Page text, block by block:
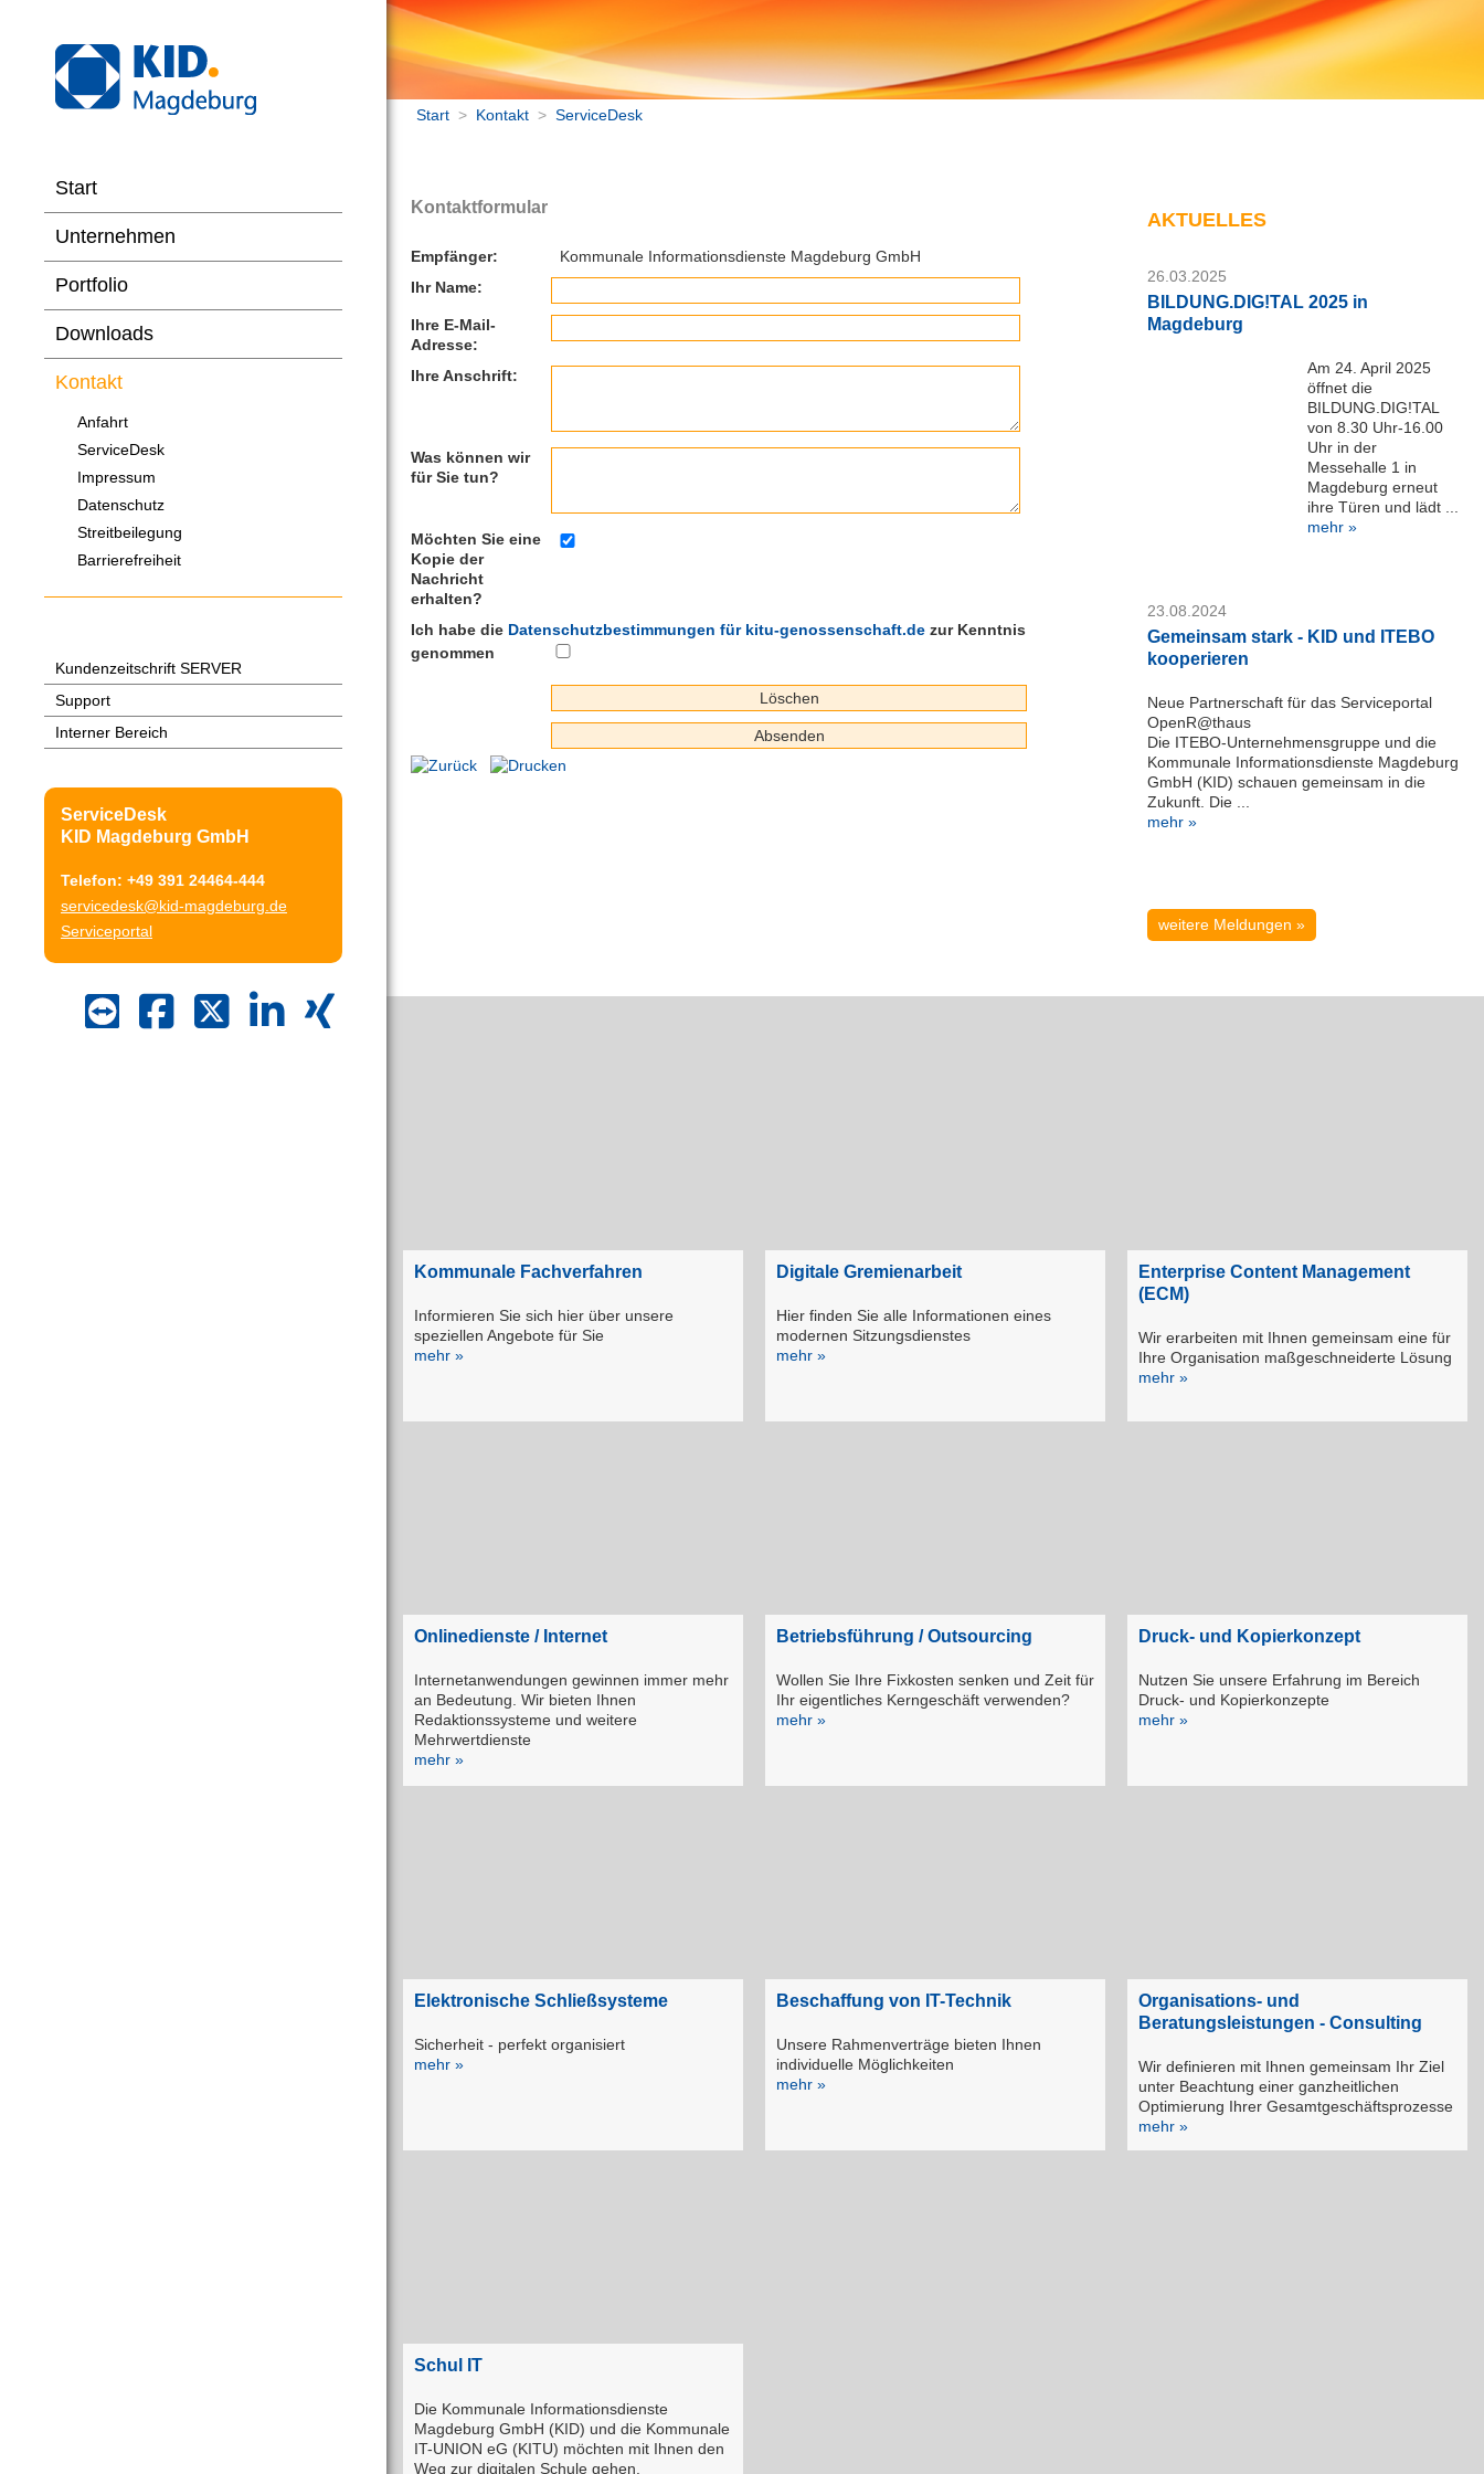
Start
Unternehmen
Portfolio
Downloads
Kontakt
Anfahrt
ServiceDesk
Impressum
Datenschutz
Streitbeilegung
Barrierefreiheit
Kundenzeitschrift SERVER
Support
Interner Bereich
ServiceDesk
KID Magdeburg GmbH
Telefon: +49 391 24464-444
servicedesk@kid-magdeburg.de
Serviceportal
Start > Kontakt > ServiceDesk
Kontaktformular
Empfänger:
Kommunale Informationsdienste Magdeburg GmbH
Ihr Name:
Ihre E-Mail-
Adresse:
Ihre Anschrift:
Was können wir
für Sie tun?
Möchten Sie eine
Kopie der
Nachricht
erhalten?
Ich habe die Datenschutzbestimmungen für kitu-genossenschaft.de zur Kenntnis
genommen
AKTUELLES
26.03.2025
BILDUNG.DIG!TAL 2025 in
Magdeburg
Am 24. April 2025
öffnet die
BILDUNG.DIG!TAL
von 8.30 Uhr-16.00
Uhr in der
Messehalle 1 in
Magdeburg erneut
ihre Türen und lädt ...
mehr »
23.08.2024
Gemeinsam stark - KID und ITEBO
kooperieren
Neue Partnerschaft für das Serviceportal
OpenR@thaus
Die ITEBO-Unternehmensgruppe und die
Kommunale Informationsdienste Magdeburg
GmbH (KID) schauen gemeinsam in die
Zukunft. Die ...
mehr »
weitere Meldungen »
Kommunale Fachverfahren
Informieren Sie sich hier über unsere
speziellen Angebote für Sie
mehr »
Digitale Gremienarbeit
Hier finden Sie alle Informationen eines
modernen Sitzungsdienstes
mehr »
Enterprise Content Management
(ECM)
Wir erarbeiten mit Ihnen gemeinsam eine für
Ihre Organisation maßgeschneiderte Lösung
mehr »
Onlinedienste / Internet
Internetanwendungen gewinnen immer mehr
an Bedeutung. Wir bieten Ihnen
Redaktionssysteme und weitere
Mehrwertdienste
mehr »
Betriebsführung / Outsourcing
Wollen Sie Ihre Fixkosten senken und Zeit für
Ihr eigentliches Kerngeschäft verwenden?
mehr »
Druck- und Kopierkonzept
Nutzen Sie unsere Erfahrung im Bereich
Druck- und Kopierkonzepte
mehr »
Elektronische Schließsysteme
Sicherheit - perfekt organisiert
mehr »
Beschaffung von IT-Technik
Unsere Rahmenverträge bieten Ihnen
individuelle Möglichkeiten
mehr »
Organisations- und
Beratungsleistungen - Consulting
Wir definieren mit Ihnen gemeinsam Ihr Ziel
unter Beachtung einer ganzheitlichen
Optimierung Ihrer Gesamtgeschäftsprozesse
mehr »
Schul IT
Die Kommunale Informationsdienste
Magdeburg GmbH (KID) und die Kommunale
IT-UNION eG (KITU) möchten mit Ihnen den
Weg zur digitalen Schule gehen.